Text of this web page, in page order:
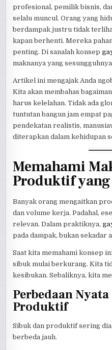
profesional, pemilik bisnis,
selalu muncul. Orang yang
berdampak justru tidak
kapan berhenti. Mereka
penting. Di sanalah konsep
maknanya yang
Artikel ini mengajak Anda
Kita akan membahas
harus kelelahan. Tidak ada
tuntutan bangun jam empat
pendekatan realistis,
diterapkan dalam kehidupan
Memahami
Produktif
Banyak orang mengaitkan
dan volume kerja. Padahal,
relevan. Dalam praktiknya,
pada dampak, bukan sekadar
Saat kita memahami konsep
sibuk mulai berkurang. Kita
kesibukan. Sebaliknya, kita
Perbedaan
Produktif
Sibuk dan produktif sering
berbeda jauh.